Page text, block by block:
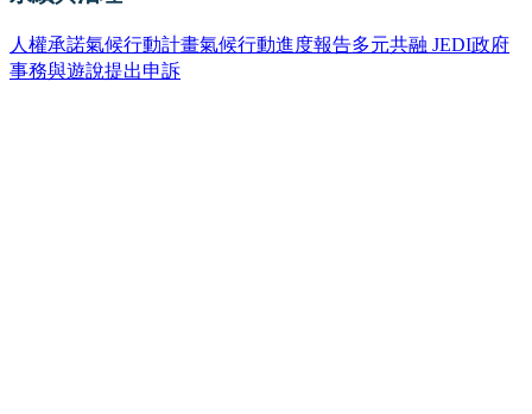
人權承諾氣候行動計畫氣候行動進度報告多元共融 JEDI政府
事務與遊說提出申訴